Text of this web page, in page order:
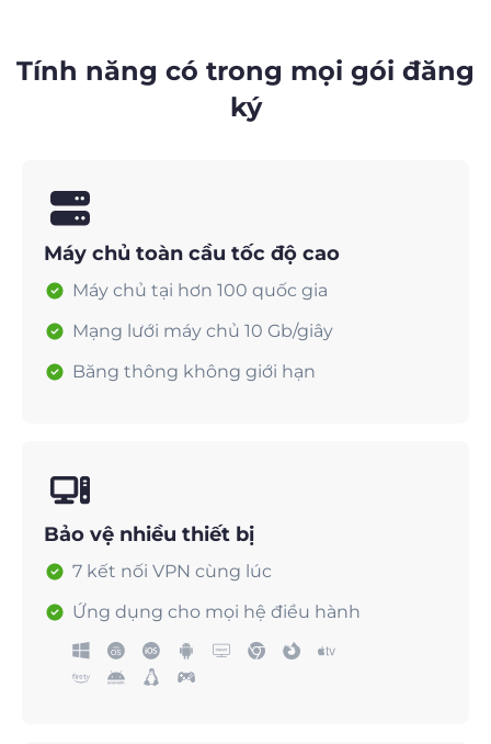
Tính năng có trong mọi gói đăng
ký
Máy chủ toàn cầu tốc độ cao
Máy chủ tại hơn 100 quốc gia
Mạng lưới máy chủ 10 Gb/giây
Băng thông không giới hạn
Bảo vệ nhiều thiết bị
7 kết nối VPN cùng lúc
Ứng dụng cho mọi hệ điều hành